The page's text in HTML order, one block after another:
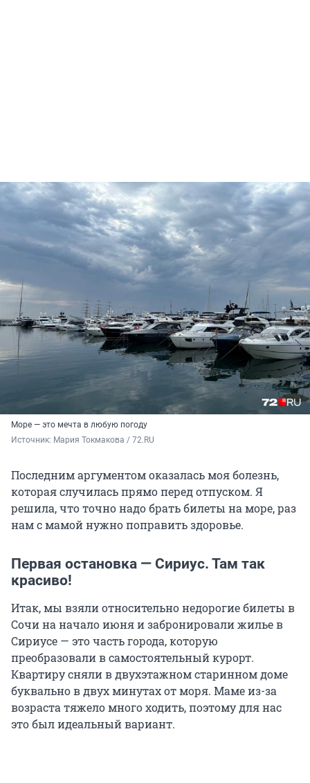
Море — это мечта в любую погоду
Источник: Мария Токмакова / 72.RU
Последним аргументом оказалась моя болезнь,
которая случилась прямо перед отпуском. Я
решила, что точно надо брать билеты на море, раз
нам с мамой нужно поправить здоровье.
Первая остановка — Сириус. Там так
красиво!
Итак, мы взяли относительно недорогие билеты в
Сочи на начало июня и забронировали жилье в
Сириусе — это часть города, которую
преобразовали в самостоятельный курорт.
Квартиру сняли в двухэтажном старинном доме
буквально в двух минутах от моря. Маме из-за
возраста тяжело много ходить, поэтому для нас
это был идеальный вариант.